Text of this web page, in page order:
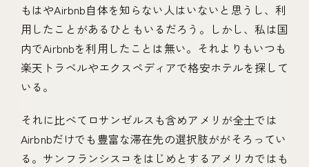
もはやAirbnb自体を知らない人はいないと思うし、利
用したことがあるひともいるだろう。しかし、私は国
内でAirbnbを利用したことは無い。それよりもいつも
楽天トラベルやエクスペディアで格安ホテルを探して
いる。
それに比べてロサンゼルスも含めアメリが全土では
Airbnbだけでも豊富な滞在先の選択肢ががそろってい
る。サンフランシスコをはじめとするアメリカではも